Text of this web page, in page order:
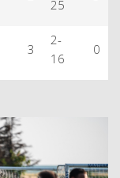
25
3
2-
16
0